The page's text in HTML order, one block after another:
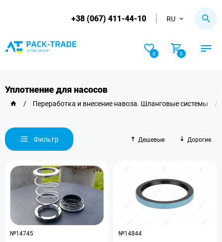
+38 (067) 411-44-10 RU
0 0
Уплотнение для насосов
/ Переработка и внесение навоза. Шланговые системы /
Фильтр Дешевые Дорогие
№14745
№14844